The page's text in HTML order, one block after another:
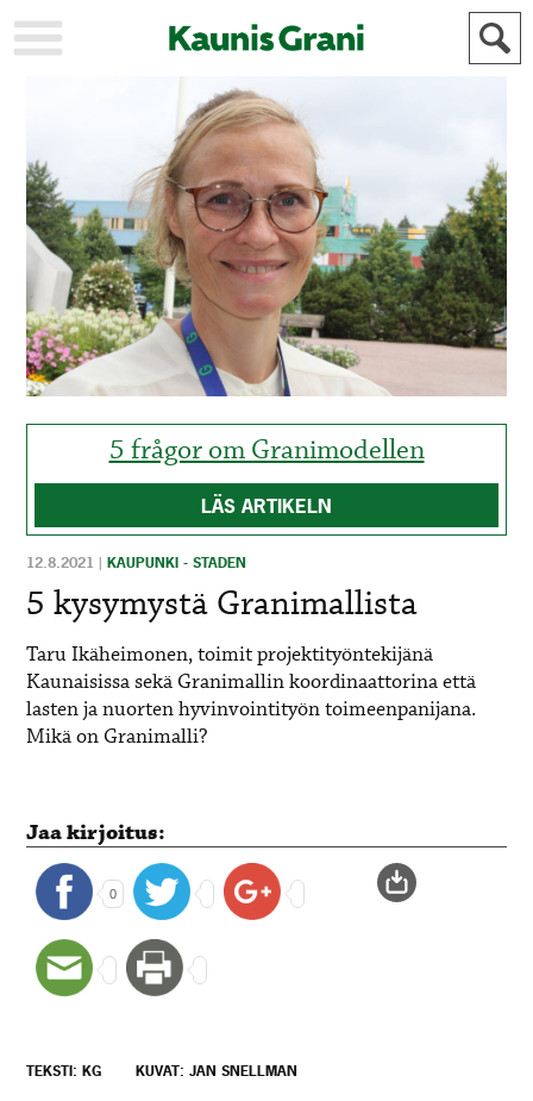
STADEN
AKTUELLT
URHEILU
IDROTT
KULTTUURI
KULTUR
HISTORIA
HISTORIA
YLEINEN
ALLMÄN
MAINOSTAJILLE
FÖR
ANNONSÖRER
5 frågor om Granimodellen
LÄS ARTIKELN
12.8.2021 |KAUPUNKI - STADEN
5 kysymystä Granimallista
Taru Ikäheimonen, toimit projektityöntekijänä
Kaunaisissa sekä Granimallin koordinaattorina että
lasten ja nuorten hyvinvointityön toimeenpanijana.
Mikä on Granimalli?
Jaa kirjoitus:
0
TEKSTI: KG KUVAT: JAN SNELLMAN